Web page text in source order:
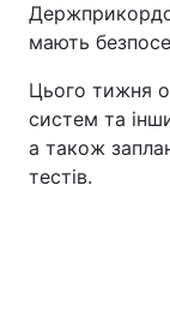
мають
Цього тижня
систем та
а також
тестів.